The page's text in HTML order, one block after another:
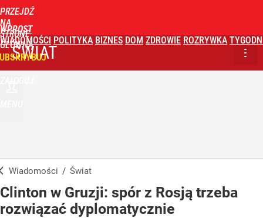
PRZEJDŹ
NA
STRONĘ
GŁÓWNĄ
WPROST
WIADOMOŚCI POLITYKA BIZNES DOM ZDROWIE ROZRYWKA
ŚWIAT
Wiadomości / Świat
Clinton w Gruzji: spór z Rosją trzeba
rozwiązać dyplomatycznie